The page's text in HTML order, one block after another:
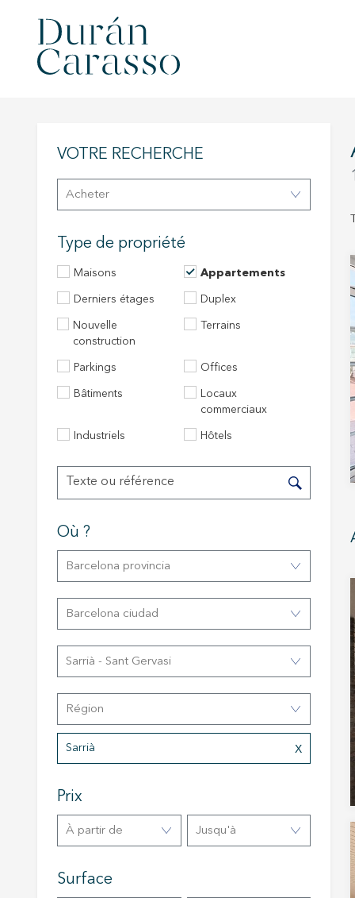
VOTRE RECHERCHE
Acheter
Type de propriété
Maisons Appartements
Derniers étages Duplex
Nouvelle
construction
Terrains
Parkings Offices
Bâtiments
Locaux
commerciaux
Industriels Hôtels
Où ?
Barcelona provincia
Barcelona ciudad
Sarrià - Sant Gervasi
Région
Sarrià
Prix
à partir de Jusqu'à
Surface
Ce
telle
Ils
Web